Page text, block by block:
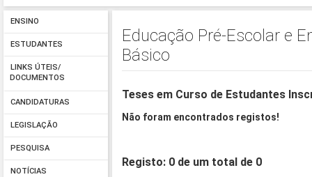
ENSINO
ESTUDANTES
LINKS ÚTEIS/
DOCUMENTOS
CANDIDATURAS
LEGISLAÇÃO
PESQUISA
NOTÍCIAS
Educação Pré-Escolar e
Básico
Teses em Curso de Estudantes
Não foram encontrados registos!
Registo: 0 de um total de 0